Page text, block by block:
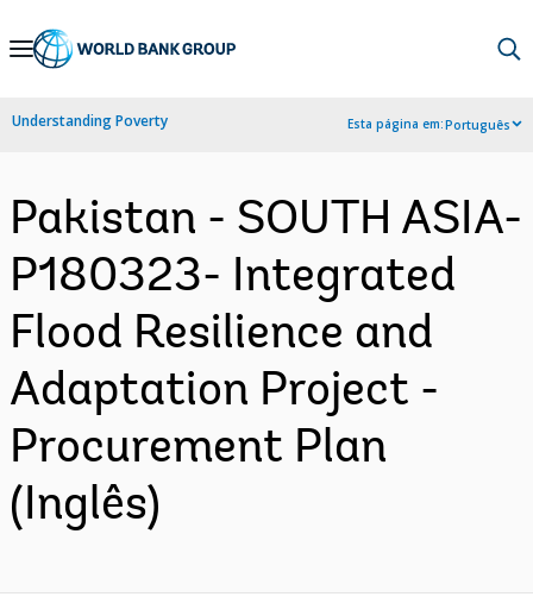
Skip
Navigation
Understanding Poverty Esta página em:Português
Pakistan - SOUTH ASIA-
P180323- Integrated
Flood Resilience and
Adaptation Project -
Procurement Plan
(Inglês)